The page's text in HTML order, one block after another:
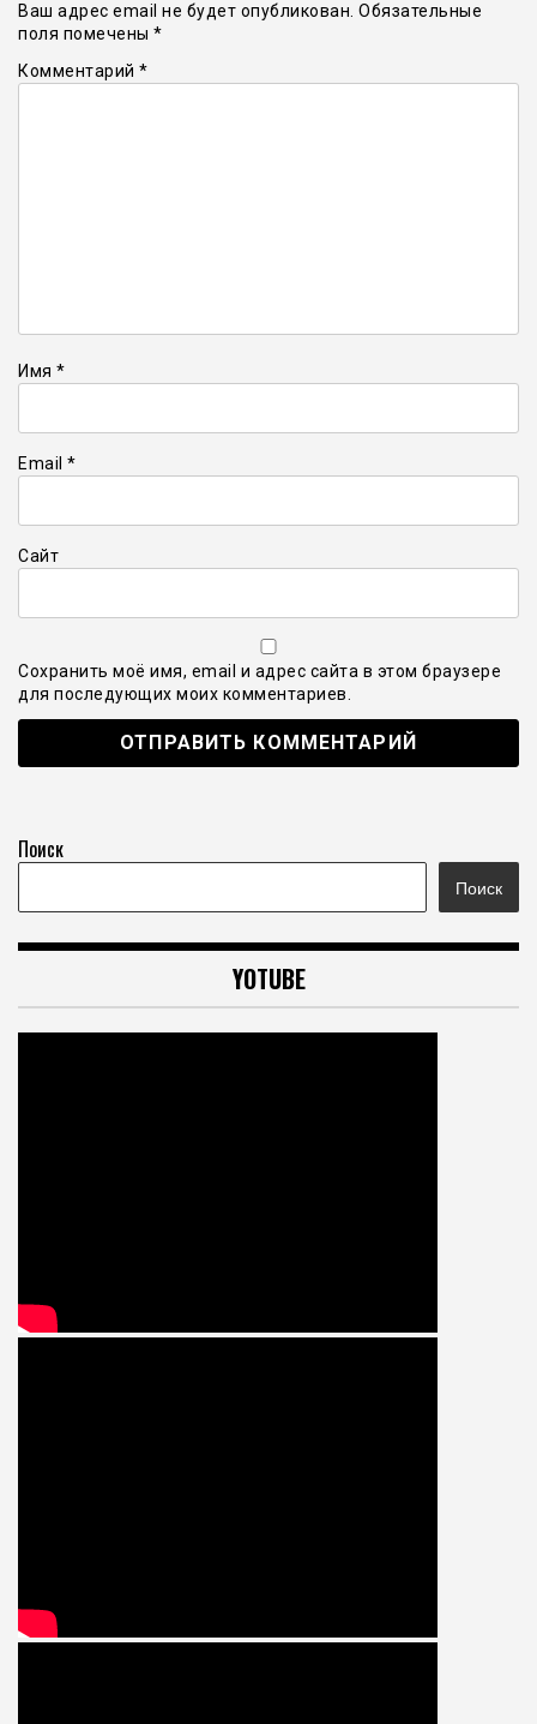
Ваш адрес email не будет опубликован. Обязательные
поля помечены *
Комментарий *
Имя *
Email *
Сайт
Сохранить моё имя, email и адрес сайта в этом браузере
для последующих моих комментариев.
Поиск
Поиск
YOTUBE